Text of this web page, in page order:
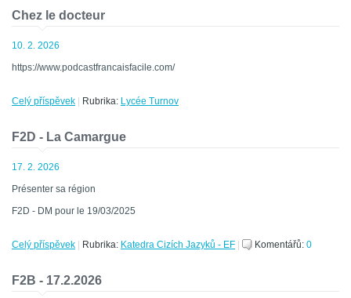
Chez le docteur
10. 2. 2026
https://www.podcastfrancaisfacile.com/
Celý příspěvek Rubrika: Lycée Turnov
F2D - La Camargue
17. 2. 2026
Présenter sa région
F2D - DM pour le 19/03/2025
Celý příspěvek Rubrika: Katedra Cizích Jazyků - EF Komentářů: 0
F2B - 17.2.2026